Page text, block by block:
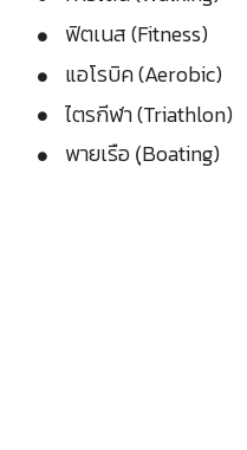
ฟิตเนส (Fitness)
แอโรบิค (Aerobic)
ไตรกีฬา (Triathlon)
พายเรือ (ฺBoating)